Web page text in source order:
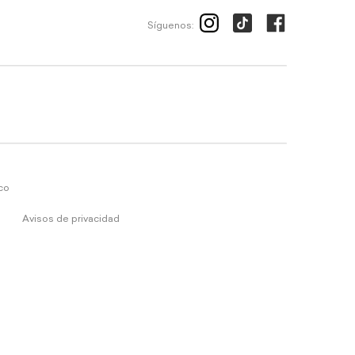
Síguenos:
Avisos de privacidad